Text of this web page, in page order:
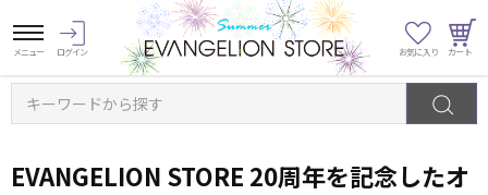
キーワードから探す
EVANGELION STORE 20周年を記念したオ